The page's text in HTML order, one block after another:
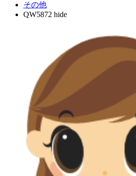
その他
QW5872 hide